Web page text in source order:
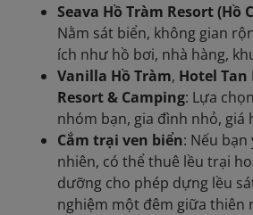
Seava Hồ Tràm Resort (Hồ
Nằm sát biển, không gian
ích như hồ bơi, nhà hàng,
Vanilla Hồ Tràm, Hotel Tan
Resort & Camping: Lựa
nhóm bạn, gia đình nhỏ, giá
Cắm trại ven biển: Nếu
nhiên, có thể thuê lều trại
dưỡng cho phép dựng lều
nghiệm một đêm giữa thiên